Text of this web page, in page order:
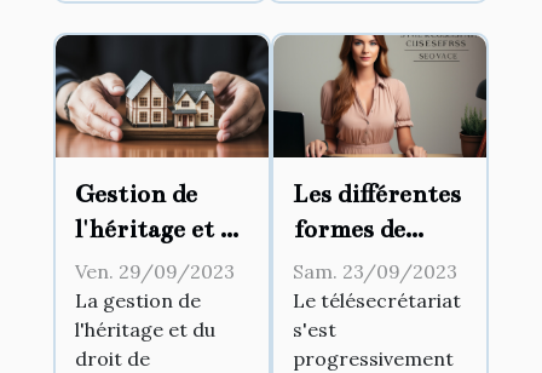
Gestion de
l'héritage et du
droit de
succession
Ven. 29/09/2023
La gestion de
l'héritage et du
droit de
Les différentes
formes de
télésecrétariat
existantes
Sam. 23/09/2023
Le télésecrétariat
s'est
progressivement